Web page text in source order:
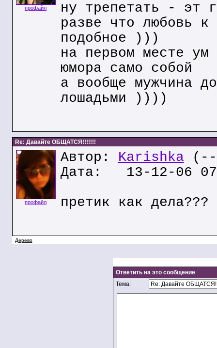
профайл
ну трепетать - эт
разве что любовь к
подобное )))
на первом месте ум
юмора само собой
а вообще мужчина
лошадьми ))))
Re: Давайте ОБЩАТСЯ!!!!!!!
профайл
Автор: Karishka
Дата: 13-12-06
претик как дела???
Дерево
Ответить на это сообщение
Тема: